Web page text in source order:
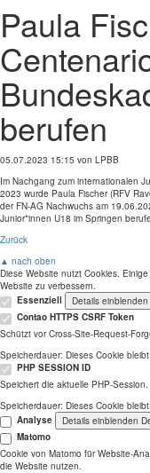
Paula
berufen
05.07.2023 15:15 von LPBB
Im Nachgang zum internationalen
2023 wurde Paula Fischer (RFV
der FN-AG Nachwuchs am
Junior*innen U18 im Springen
Zurück
▲ nach oben
Diese Website nutzt Cookies.
Website zu verbessern.
Essenziell
Details einblenden
Contao HTTPS CSRF Token
Schützt vor Cross-Site-Request-
Speicherdauer: Dieses Cookie
PHP SESSION ID
Speichert die aktuelle PHP-Session.
Speicherdauer: Dieses Cookie
Analyse
Details einblenden
Matomo
Cookie von Matomo für Website-
die Website nutzen.